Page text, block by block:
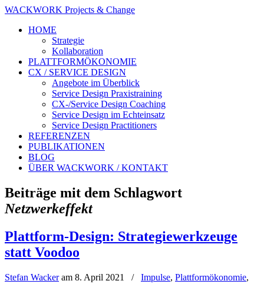
WACKWORK Projects & Change
HOME
Strategie
Kollaboration
PLATTFORMÖKONOMIE
CX / SERVICE DESIGN
Angebote im Überblick
Service Design Praxistraining
CX-/Service Design Coaching
Service Design im Echteinsatz
Service Design Practitioners
REFERENZEN
PUBLIKATIONEN
BLOG
ÜBER WACKWORK / KONTAKT
Beiträge mit dem Schlagwort
Netzwerkeffekt
Plattform-Design: Strategiewerkzeuge
statt Voodoo
Stefan Wackeram 8. April 2021 / Impulse, Plattformökonomie,